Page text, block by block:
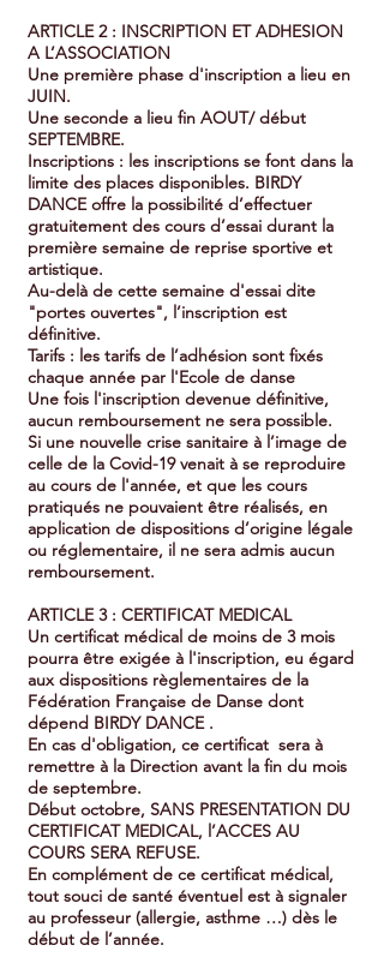
ARTICLE 2 :​​ INSCRIPTION ET ADHESION
A L’ASSOCIATION
Une première phase d'inscription a lieu en
JUIN.
Une seconde a lieu fin AOUT/ début
SEPTEMBRE.
Inscriptions : les inscriptions se font dans la
limite des places disponibles. BIRDY
DANCE offre la possibilité d’effectuer
gratuitement des cours d’essai durant la
première semaine de reprise sportive et
artistique.
Au-delà de cette semaine d'essai dite
"portes ouvertes", l’inscription est
définitive.
Tarifs : les tarifs de l’adhésion sont fixés
chaque année par l'Ecole de danse
Une fois l'inscription devenue définitive,
aucun remboursement ne sera possible.
Si une nouvelle crise sanitaire à l’image de
celle de la Covid-19 venait à se reproduire
au cours de l'année, et que les cours
pratiqués ne pouvaient être réalisés, en
application de dispositions d’origine légale
ou réglementaire, il ne sera admis aucun
remboursement.
ARTICLE 3 : CERTIFICAT MEDICAL
Un certificat médical de moins de 3 mois
pourra être exigée à l'inscription, eu égard
aux dispositions règlementaires de la
Fédération Française de Danse dont
dépend BIRDY DANCE .
En cas d'obligation, ce certificat sera à
remettre à la Direction avant la fin du mois
de septembre.
Début octobre, SANS PRESENTATION DU
CERTIFICAT MEDICAL, l’ACCES AU
COURS SERA REFUSE.
En complément de ce certificat médical,
tout souci de santé éventuel est à signaler
au professeur (allergie, asthme …) dès le
début de l’année.